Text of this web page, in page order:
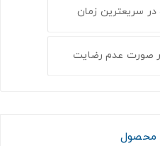
سریعترین زمان
صورت عدم رضایت
محصول